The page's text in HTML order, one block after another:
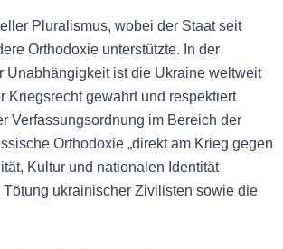
Pluralismus, wobei der Staat seit
Orthodoxie unterstützte. In der
Unabhängigkeit ist die Ukraine weltweit
Kriegsrecht gewahrt und respektiert
Verfassungsordnung im Bereich der
Orthodoxie „direkt am Krieg gegen
Kultur und nationalen Identität
ukrainischer Zivilisten sowie die